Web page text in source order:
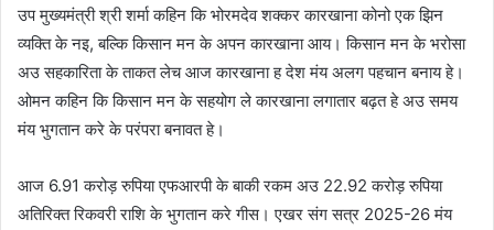
उप मुख्यमंत्री श्री शर्मा कहिन कि भोरमदेव शक्कर कारखाना कोनो एक झिन
व्यक्ति के नइ, बल्कि किसान मन के अपन कारखाना आय। किसान मन के भरोसा
अउ सहकारिता के ताकत लेच आज कारखाना ह देश मंय अलग पहचान बनाय हे।
ओमन कहिन कि किसान मन के सहयोग ले कारखाना लगातार बढ़त हे अउ समय
मंय भुगतान करे के परंपरा बनावत हे।
आज 6.91 करोड़ रुपिया एफआरपी के बाकी रकम अउ 22.92 करोड़ रुपिया
अतिरिक्त रिकवरी राशि के भुगतान करे गीस। एखर संग सत्र 2025-26 मंय